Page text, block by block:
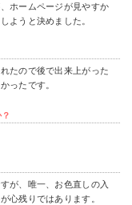
ホームページが見やすか
ようと決めました。
たので後で出来上がった
ったです。
が、唯一、お色直しの入
心残りではあります。